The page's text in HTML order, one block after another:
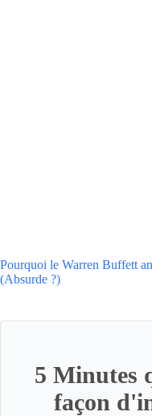
Pourquoi le Warren Buffett
(Absurde ?)
5 Minutes
façon